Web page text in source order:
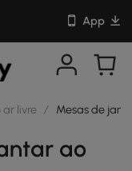
App
livre / Mesas de
ao